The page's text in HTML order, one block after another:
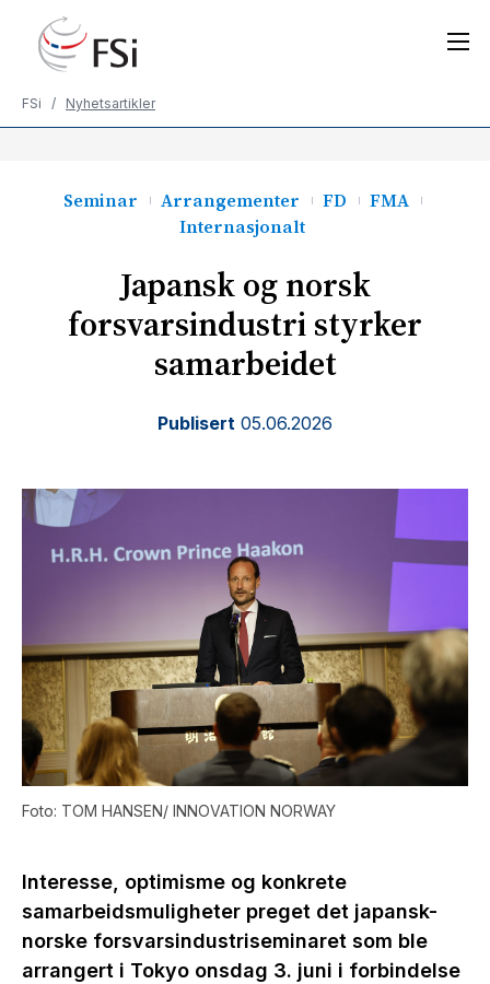
innholdet
FSi / Nyhetsartikler
Seminar Arrangementer FD
FMA
Internasjonalt
Japansk og norsk
forsvarsindustri styrker
samarbeidet
Publisert 05.06.2026
Foto: TOM HANSEN/ INNOVATION NORWAY
Interesse, optimisme og konkrete
samarbeidsmuligheter preget det japansk-
norske forsvarsindustriseminaret som ble
arrangert i Tokyo onsdag 3. juni i forbindelse